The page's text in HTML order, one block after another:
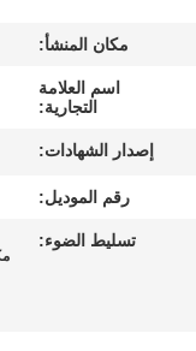
الجودة
اتصل
اطلب
مكان المنشأ:
اسم العلامة
التجارية:
إصدار الشهادات:
رقم الموديل:
تسليط الضوء: